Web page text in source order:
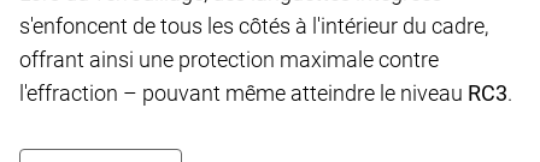
s'enfoncent de tous les côtés à l'intérieur du cadre,
offrant ainsi une protection maximale contre
l'effraction – pouvant même atteindre le niveau RC3.